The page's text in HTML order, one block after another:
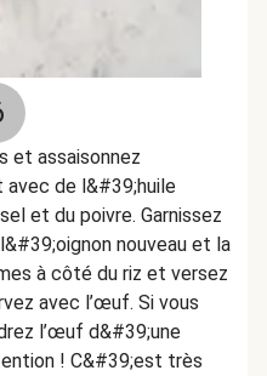
et assaisonnez
de l&#39;huile
et du poivre. Garnissez
nouveau et la
à côté du riz et versez
avec l’œuf. Si vous
l’œuf d&#39;une
! C&#39;est très